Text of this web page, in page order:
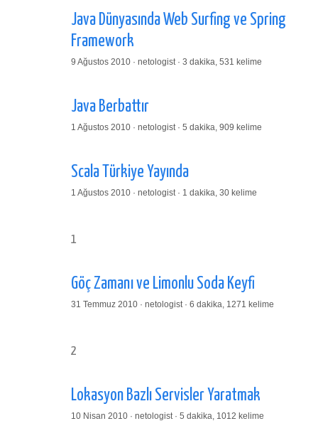
Java Dünyasında Web Surfing ve Spring
Framework
9 Ağustos 2010 · netologist · 3 dakika, 531 kelime
Java Berbattır
1 Ağustos 2010 · netologist · 5 dakika, 909 kelime
Scala Türkiye Yayında
1 Ağustos 2010 · netologist · 1 dakika, 30 kelime
1
Göç Zamanı ve Limonlu Soda Keyfi
31 Temmuz 2010 · netologist · 6 dakika, 1271 kelime
2
Lokasyon Bazlı Servisler Yaratmak
10 Nisan 2010 · netologist · 5 dakika, 1012 kelime